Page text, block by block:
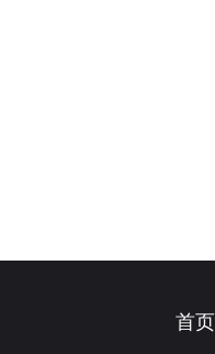
首页